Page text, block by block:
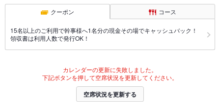
クーポン コース
15名以上のご利用で幹事様へ1名分の現金その場でキャッシュバック！
領収書は利用人数で発行OK！
カレンダーの更新に失敗しました。
下記ボタンを押して空席状況を更新してください。
空席状況を更新する